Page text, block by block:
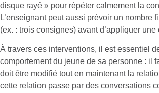
disque rayé » pour répéter calmement la
L’enseignant peut aussi prévoir un nombre
(ex. : trois consignes) avant d’appliquer
À travers ces interventions, il est essentiel
comportement du jeune de sa personne : il
doit être modifié tout en maintenant la
cette relation passe par des conversations